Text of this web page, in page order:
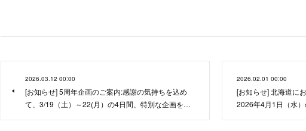
2026.03.12 00:00
[お知らせ] 5周年企画のご案内:感謝の気持ちを込め
て、3/19（土）～22(月）の4日間、特別な企画を…
2026.02.01 00:00
[お知らせ] 北海道に
2026年4月1日（水